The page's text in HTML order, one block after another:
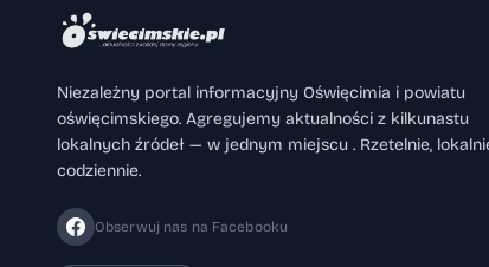
Niezależny portal informacyjny Oświęcimia i powiatu
oświęcimskiego. Agregujemy aktualności z kilkunastu
lokalnych źródeł — w jednym miejscu . Rzetelnie,
codziennie.
Obserwuj nas na Facebooku